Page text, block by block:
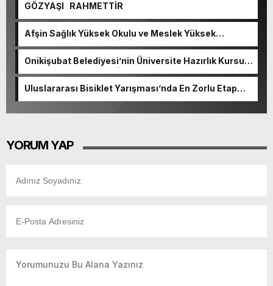
GÖZYAŞI RAHMETTİR
Afşin Sağlık Yüksek Okulu ve Meslek Yüksek
Okulunda görev değişimi!
Onikişubat Belediyesi’nin Üniversite Hazırlık Kursu
başvurularında son gün 7 Ağustos.
Uluslararası Bisiklet Yarışması’nda En Zorlu Etap
YORUM YAP